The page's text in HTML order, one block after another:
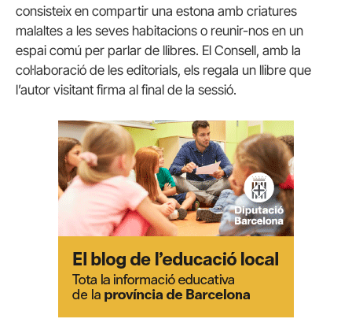
consisteix en compartir una estona amb criatures
malaltes a les seves habitacions o reunir-nos en un
espai comú per parlar de llibres. El Consell, amb la
col·laboració de les editorials, els regala un llibre que
l’autor visitant firma al final de la sessió.